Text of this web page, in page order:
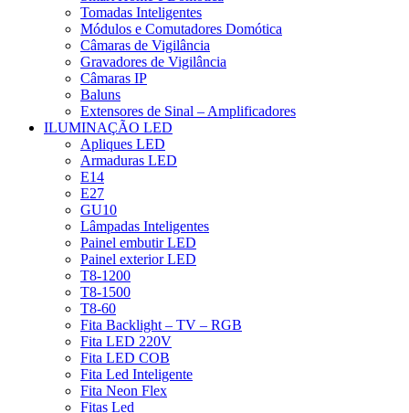
Tomadas Inteligentes
Módulos e Comutadores Domótica
Câmaras de Vigilância
Gravadores de Vigilância
Câmaras IP
Baluns
Extensores de Sinal – Amplificadores
ILUMINAÇÃO LED
Apliques LED
Armaduras LED
E14
E27
GU10
Lâmpadas Inteligentes
Painel embutir LED
Painel exterior LED
T8-1200
T8-1500
T8-60
Fita Backlight – TV – RGB
Fita LED 220V
Fita LED COB
Fita Led Inteligente
Fita Neon Flex
Fitas Led